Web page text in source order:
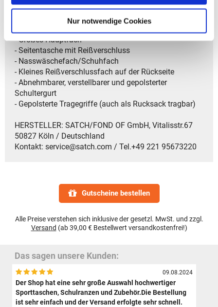
Nur notwendige Cookies
- Gewicht: 390 g
- Größe: 22 x 23 x 46 cm (HxBxT)
- Großes Hauptfach
- Seitentasche mit Reißverschluss
- Nasswäschefach/Schuhfach
- Kleines Reißverschlussfach auf der Rückseite
- Abnehmbarer, verstellbarer und gepolsterter
Schultergurt
- Gepolsterte Tragegriffe (auch als Rucksack tragbar)
HERSTELLER: SATCH/FOND OF GmbH, Vitalisstr.67
50827 Köln / Deutschland
Kontakt: service@satch.com / Tel.+49 221 95673220
Gutscheine bestellen
Alle Preise verstehen sich inklusive der gesetzl. MwSt. und zzgl.
Versand (ab 39,00 € Bestellwert versandkostenfrei!)
Das sagen unsere Kunden:
09.08.2024
Der Shop hat eine sehr große Auswahl hochwertiger
Sporttaschen, Schulranzen und Zubehör.Die Bestellung
ist sehr einfach und der Versand erfolgte sehr schnell.